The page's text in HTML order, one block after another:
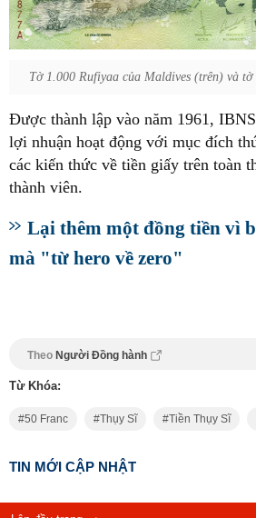
Tờ 1.000 Rufiyaa của Maldives (trên) và tờ
Được thành lập vào năm 1961,
lợi nhuận hoạt động với mục đích
các kiến thức về tiền giấy trên toàn
thành viên.
Lại thêm một đồng tiền vì
mà "từ hero về zero"
Theo Người Đồng hành
Từ Khóa:
50 Franc Thụy Sĩ Tiền Thụy Sĩ
TIN MỚI CẬP NHẬT